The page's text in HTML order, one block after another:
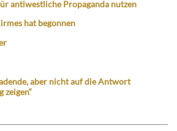
antiwestliche Propaganda nutzen
hat begonnen
aber nicht auf die Antwort
zeigen“